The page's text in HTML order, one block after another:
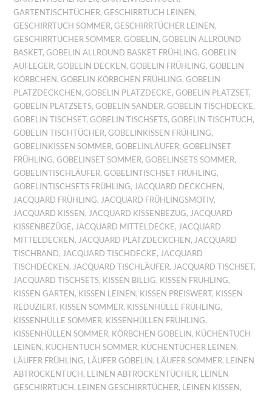
GARTENTISCHTÜCHER,GESCHIRRTUCH LEINEN ,
GESCHIRRTUCH SOMMER,GESCHIRRTÜCHER LEINEN ,
GESCHIRRTÜCHER SOMMER,GOBELIN ,GOBELIN ALLROUND
BASKET,GOBELIN ALLROUND BASKET FRÜHLING,GOBELIN
AUFLEGER,GOBELIN DECKEN ,GOBELIN FRÜHLING,GOBELIN
KÖRBCHEN ,GOBELIN KÖRBCHEN FRÜHLING,GOBELIN
PLATZDECKCHEN ,GOBELIN PLATZDECKE,GOBELIN PLATZSET,
GOBELIN PLATZSETS,GOBELIN SANDER,GOBELIN TISCHDECKE,
GOBELIN TISCHSET,GOBELIN TISCHSETS,GOBELIN TISCHTUCH ,
GOBELIN TISCHTÜCHER,GOBELINKISSEN FRÜHLING,
GOBELINKISSEN SOMMER,GOBELINLÄUFER,GOBELINSET
FRÜHLING,GOBELINSET SOMMER,GOBELINSETS SOMMER,
GOBELINTISCHLÄUFER,GOBELINTISCHSET FRÜHLING,
GOBELINTISCHSETS FRÜHLING, JACQUARD DECKCHEN ,
JACQUARD FRÜHLING, JACQUARD FRÜHLINGSMOTIV,
JACQUARD KISSEN , JACQUARD KISSENBEZUG, JACQUARD
KISSENBEZÜGE, JACQUARD MITTELDECKE, JACQUARD
MITTELDECKEN , JACQUARD PLATZDECKCHEN , JACQUARD
TISCHBAND, JACQUARD TISCHDECKE, JACQUARD
TISCHDECKEN , JACQUARD TISCHLÄUFER, JACQUARD TISCHSET,
JACQUARD TISCHSETS, KISSEN BILLIG, KISSEN FRÜHLING,
KISSEN GARTEN , KISSEN LEINEN , KISSEN PREISWERT, KISSEN
REDUZIERT, KISSEN SOMMER, KISSENHÜLLE FRÜHLING,
KISSENHÜLLE SOMMER, KISSENHÜLLEN FRÜHLING,
KISSENHÜLLEN SOMMER, KÖRBCHEN GOBELIN , KÜCHENTUCH
LEINEN , KÜCHENTUCH SOMMER, KÜCHENTÜCHER LEINEN ,
LÄUFER FRÜHLING, LÄUFER GOBELIN , LÄUFER SOMMER,
LEINEN
ABTROCKENTUCH , LEINEN ABTROCKENTÜCHER,
LEINEN
GESCHIRRTUCH , LEINEN GESCHIRRTÜCHER, LEINEN KISSEN ,